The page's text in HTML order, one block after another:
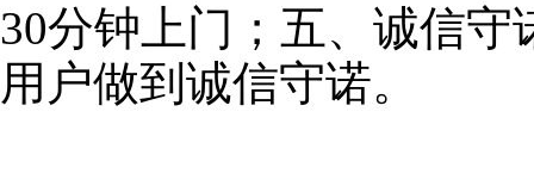
30分钟上门；五、诚信
用户做到诚信守诺。